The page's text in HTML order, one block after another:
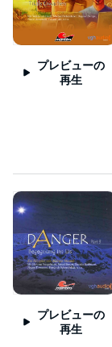
プレビューの
再生
プレビューの
再生